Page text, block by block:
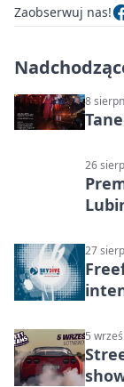
Zaobserwuj nas!
8
26
27
5